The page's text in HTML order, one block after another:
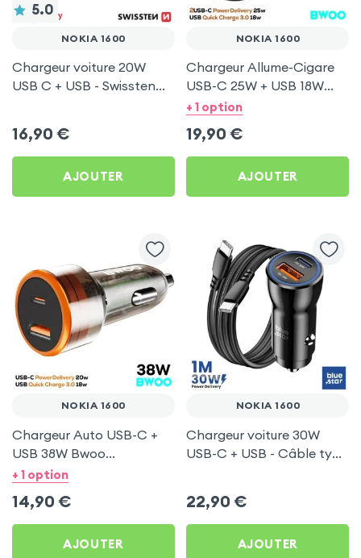
5.0
NOKIA 1600
Chargeur voiture 20W
USB C + USB - Swissten
16,90 €
AJOUTER
NOKIA 1600
Chargeur Allume-Cigare
USB-C 25W + USB 18W
Bwoo pour Nokia 1600
+ 1 option
19,90 €
AJOUTER
NOKIA 1600
Chargeur Auto USB-C +
USB 38W Bwoo
Transparent pour Nokia
+ 1 option
14,90 €
AJOUTER
NOKIA 1600
Chargeur voiture 30W
USB-C + USB - Câble type
22,90 €
AJOUTER